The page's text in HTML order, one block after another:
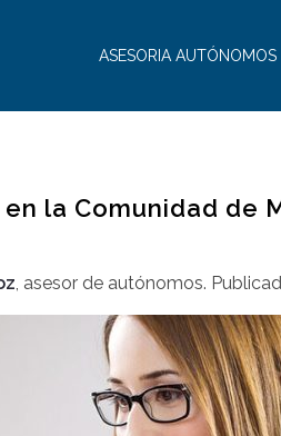
ASESORIA AUTÓNOMOS
la Comunidad de
, asesor de autónomos.